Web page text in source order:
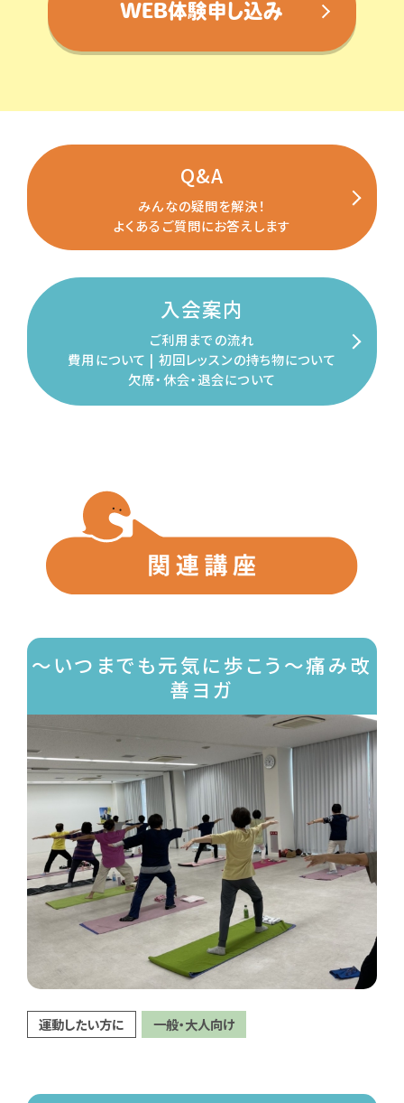
WEB体験申し込み
Q&A
みんなの疑問を解決！
よくあるご質問にお答えします
入会案内
ご利用までの流れ
費用について | 初回レッスンの持ち物について
欠席・休会・退会について
～いつまでも元気に歩こう～痛み改
善ヨガ
運動したい方に 一般・大人向け